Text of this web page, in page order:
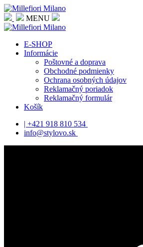
MENU
E-SHOP
Informácie
Poštovné a doprava
Obchodné podmienky
Ochrana osobných údajov
Reklamačný poriadok
Reklamačný formulár
Košík
| +421 918 810 534
info@stylovo.sk